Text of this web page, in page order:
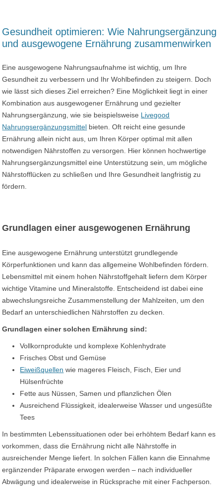
Gesundheit optimieren: Wie Nahrungsergänzung
und ausgewogene Ernährung zusammenwirken
Eine ausgewogene Nahrungsaufnahme ist wichtig, um Ihre
Gesundheit zu verbessern und Ihr Wohlbefinden zu steigern. Doch
wie lässt sich dieses Ziel erreichen? Eine Möglichkeit liegt in einer
Kombination aus ausgewogener Ernährung und gezielter
Nahrungsergänzung, wie sie beispielsweise Livegood
Nahrungsergänzungsmittel bieten. Oft reicht eine gesunde
Ernährung allein nicht aus, um Ihren Körper optimal mit allen
notwendigen Nährstoffen zu versorgen. Hier können hochwertige
Nahrungsergänzungsmittel eine Unterstützung sein, um mögliche
Nährstofflücken zu schließen und Ihre Gesundheit langfristig zu
fördern.
Grundlagen einer ausgewogenen Ernährung
Eine ausgewogene Ernährung unterstützt grundlegende
Körperfunktionen und kann das allgemeine Wohlbefinden fördern.
Lebensmittel mit einem hohen Nährstoffgehalt liefern dem Körper
wichtige Vitamine und Mineralstoffe. Entscheidend ist dabei eine
abwechslungsreiche Zusammenstellung der Mahlzeiten, um den
Bedarf an unterschiedlichen Nährstoffen zu decken.
Grundlagen einer solchen Ernährung sind:
Vollkornprodukte und komplexe Kohlenhydrate
Frisches Obst und Gemüse
Eiweißquellen wie mageres Fleisch, Fisch, Eier und
Hülsenfrüchte
Fette aus Nüssen, Samen und pflanzlichen Ölen
Ausreichend Flüssigkeit, idealerweise Wasser und ungesüßte
Tees
In bestimmten Lebenssituationen oder bei erhöhtem Bedarf kann es
vorkommen, dass die Ernährung nicht alle Nährstoffe in
ausreichender Menge liefert. In solchen Fällen kann die Einnahme
ergänzender Präparate erwogen werden – nach individueller
Abwägung und idealerweise in Rücksprache mit einer Fachperson.